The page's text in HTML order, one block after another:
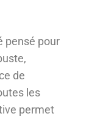
pensé pour
de
les
permet